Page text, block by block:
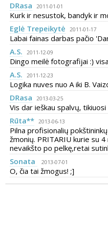
DRasa
2011-01-01
Kurk ir nesustok, bandyk ir
Eglė Trepeikytė
2011-01-17
Labai fainas darbas pačio
A.S.
2011-12-09
Dingo meilė fotografijai :)
A.S.
2011-12-23
Logika nuves nuo A iki B.
DRasa
2013-03-25
Vis dar ieškau spalvų, tikiuosi
Rūta** 2013-06-13
Pilna profisionalių
žmonių. PRITARIU kurie su
nevaikšto po pelkę,retai
Sonata
2013-07-01
O, čia tai žmogus! ;]